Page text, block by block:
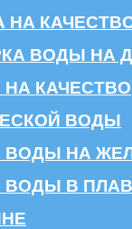
НА
ВОДЫ НА
НА КАЧЕСТВО
ВОДЫ
ВОДЫ НА
ВОДЫ В